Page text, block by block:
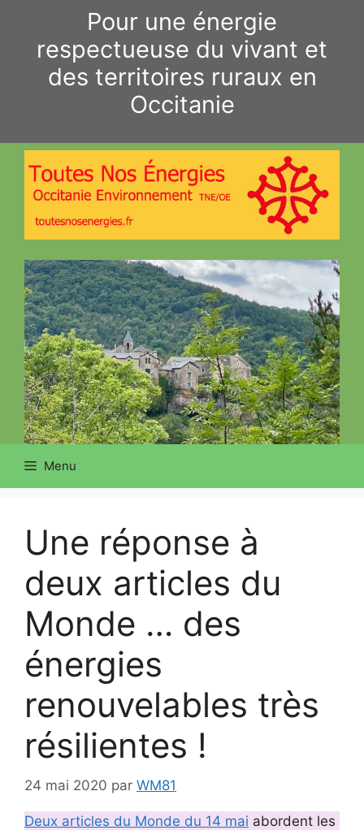
contenu
Pour une énergie
respectueuse du vivant et
des territoires ruraux en
Occitanie
Menu
Une réponse à
deux articles du
Monde … des
énergies
renouvelables très
résilientes !
24 mai 2020 par WM81
Deux articles du Monde du 14 mai abordent les